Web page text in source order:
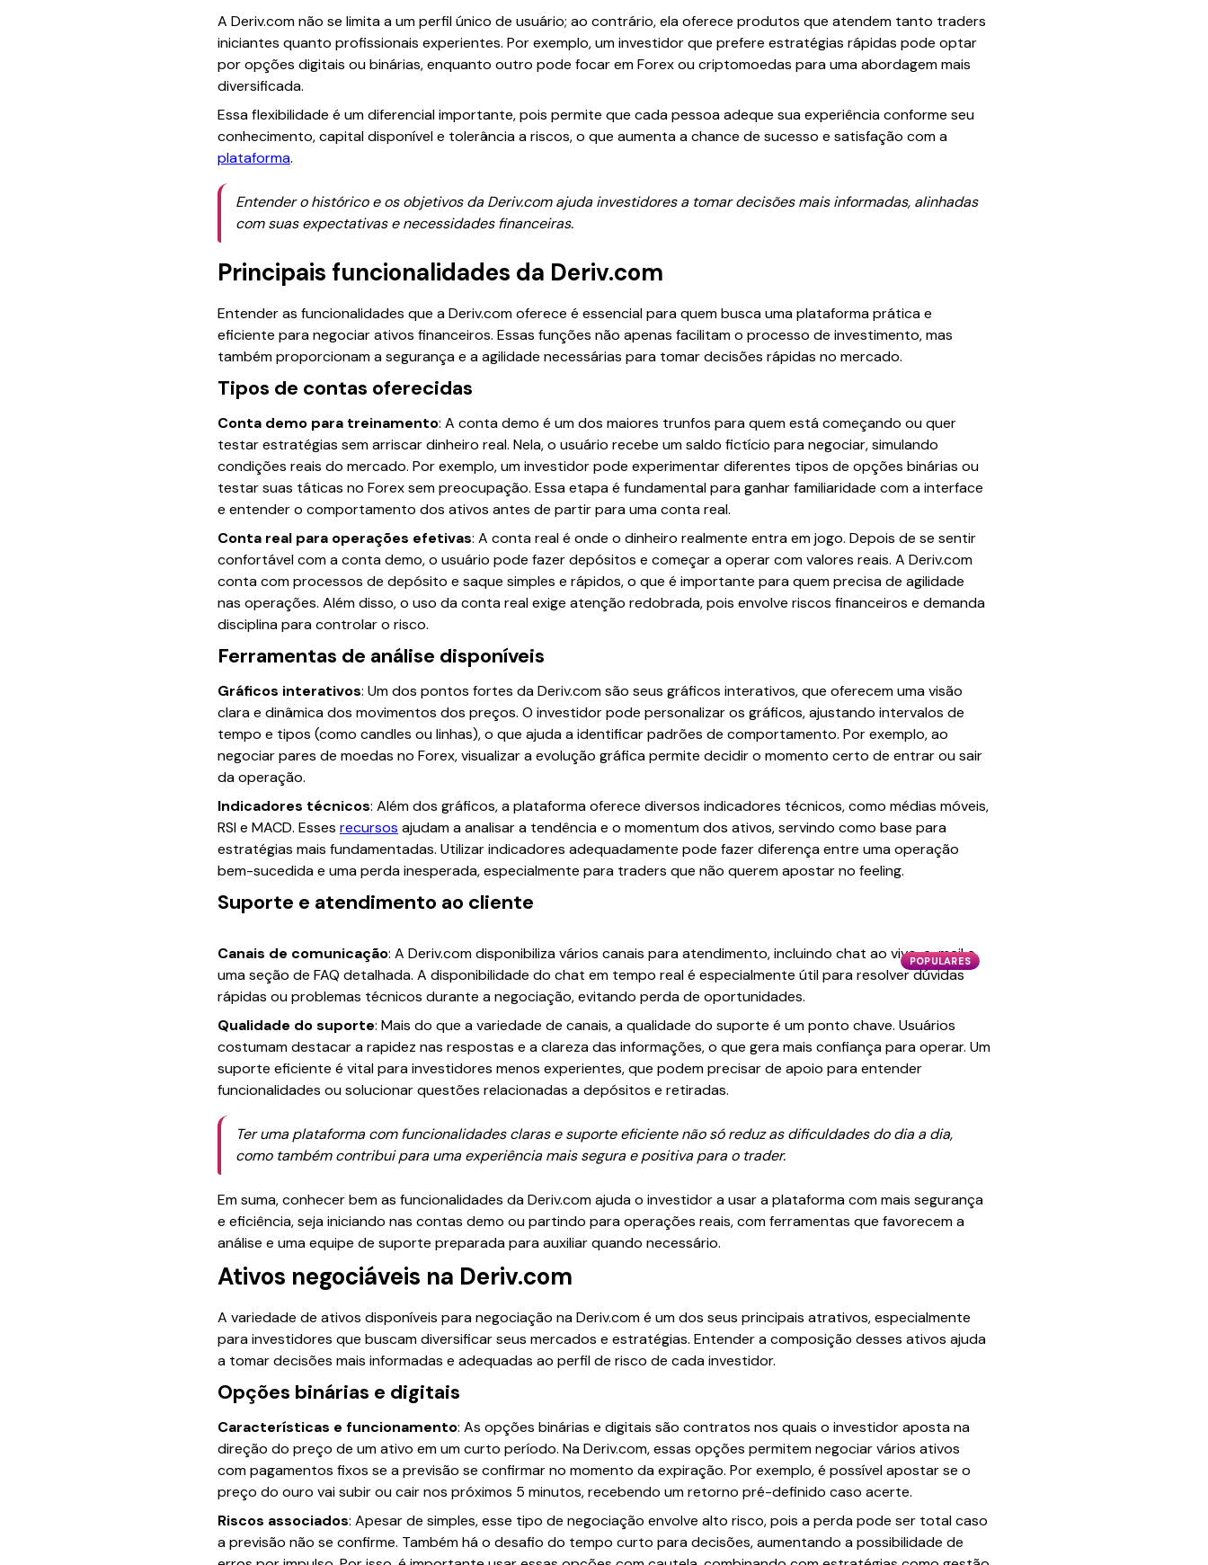
A Deriv.com não se limita a um perfil único de usuário; ao contrário, ela oferece produtos que atendem tanto traders
iniciantes quanto profissionais experientes. Por exemplo, um investidor que prefere estratégias rápidas pode optar
por opções digitais ou binárias, enquanto outro pode focar em Forex ou criptomoedas para uma abordagem mais
diversificada.
Essa flexibilidade é um diferencial importante, pois permite que cada pessoa adeque sua experiência conforme seu
conhecimento, capital disponível e tolerância a riscos, o que aumenta a chance de sucesso e satisfação com a
plataforma.
Entender o histórico e os objetivos da Deriv.com ajuda investidores a tomar decisões mais informadas, alinhadas
com suas expectativas e necessidades financeiras.
Principais funcionalidades da Deriv.com
Entender as funcionalidades que a Deriv.com oferece é essencial para quem busca uma plataforma prática e
eficiente para negociar ativos financeiros. Essas funções não apenas facilitam o processo de investimento, mas
também proporcionam a segurança e a agilidade necessárias para tomar decisões rápidas no mercado.
Tipos de contas oferecidas
Conta demo para treinamento: A conta demo é um dos maiores trunfos para quem está começando ou quer
testar estratégias sem arriscar dinheiro real. Nela, o usuário recebe um saldo fictício para negociar, simulando
condições reais do mercado. Por exemplo, um investidor pode experimentar diferentes tipos de opções binárias ou
testar suas táticas no Forex sem preocupação. Essa etapa é fundamental para ganhar familiaridade com a interface
e entender o comportamento dos ativos antes de partir para uma conta real.
Conta real para operações efetivas: A conta real é onde o dinheiro realmente entra em jogo. Depois de se sentir
confortável com a conta demo, o usuário pode fazer depósitos e começar a operar com valores reais. A Deriv.com
conta com processos de depósito e saque simples e rápidos, o que é importante para quem precisa de agilidade
nas operações. Além disso, o uso da conta real exige atenção redobrada, pois envolve riscos financeiros e demanda
disciplina para controlar o risco.
Ferramentas de análise disponíveis
Gráficos interativos: Um dos pontos fortes da Deriv.com são seus gráficos interativos, que oferecem uma visão
clara e dinâmica dos movimentos dos preços. O investidor pode personalizar os gráficos, ajustando intervalos de
tempo e tipos (como candles ou linhas), o que ajuda a identificar padrões de comportamento. Por exemplo, ao
negociar pares de moedas no Forex, visualizar a evolução gráfica permite decidir o momento certo de entrar ou sair
da operação.
Indicadores técnicos: Além dos gráficos, a plataforma oferece diversos indicadores técnicos, como médias móveis,
RSI e MACD. Esses recursos ajudam a analisar a tendência e o momentum dos ativos, servindo como base para
estratégias mais fundamentadas. Utilizar indicadores adequadamente pode fazer diferença entre uma operação
bem-sucedida e uma perda inesperada, especialmente para traders que não querem apostar no feeling.
Suporte e atendimento ao cliente
POPULARES
Canais de comunicação: A Deriv.com disponibiliza vários canais para atendimento, incluindo chat ao vivo, e-mail e
uma seção de FAQ detalhada. A disponibilidade do chat em tempo real é especialmente útil para resolver dúvidas
rápidas ou problemas técnicos durante a negociação, evitando perda de oportunidades.
Qualidade do suporte: Mais do que a variedade de canais, a qualidade do suporte é um ponto chave. Usuários
costumam destacar a rapidez nas respostas e a clareza das informações, o que gera mais confiança para operar. Um
suporte eficiente é vital para investidores menos experientes, que podem precisar de apoio para entender
funcionalidades ou solucionar questões relacionadas a depósitos e retiradas.
Ter uma plataforma com funcionalidades claras e suporte eficiente não só reduz as dificuldades do dia a dia,
como também contribui para uma experiência mais segura e positiva para o trader.
Em suma, conhecer bem as funcionalidades da Deriv.com ajuda o investidor a usar a plataforma com mais segurança
e eficiência, seja iniciando nas contas demo ou partindo para operações reais, com ferramentas que favorecem a
análise e uma equipe de suporte preparada para auxiliar quando necessário.
Ativos negociáveis na Deriv.com
A variedade de ativos disponíveis para negociação na Deriv.com é um dos seus principais atrativos, especialmente
para investidores que buscam diversificar seus mercados e estratégias. Entender a composição desses ativos ajuda
a tomar decisões mais informadas e adequadas ao perfil de risco de cada investidor.
Opções binárias e digitais
Características e funcionamento: As opções binárias e digitais são contratos nos quais o investidor aposta na
direção do preço de um ativo em um curto período. Na Deriv.com, essas opções permitem negociar vários ativos
com pagamentos fixos se a previsão se confirmar no momento da expiração. Por exemplo, é possível apostar se o
preço do ouro vai subir ou cair nos próximos 5 minutos, recebendo um retorno pré-definido caso acerte.
Riscos associados: Apesar de simples, esse tipo de negociação envolve alto risco, pois a perda pode ser total caso
a previsão não se confirme. Também há o desafio do tempo curto para decisões, aumentando a possibilidade de